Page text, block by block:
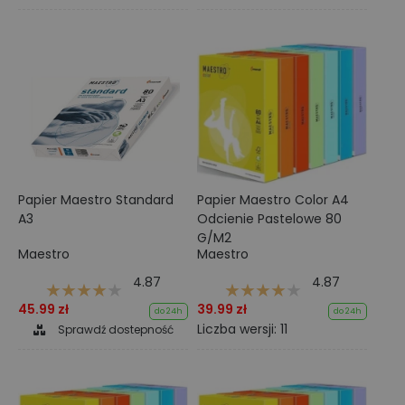
Papier Maestro Standard
A3
Maestro
4.87
45.99 zł
do 24h
Sprawdź dostepność
Papier Maestro Color A4
Odcienie Pastelowe 80
G/M2
Maestro
4.87
39.99 zł
do 24h
Liczba wersji: 11